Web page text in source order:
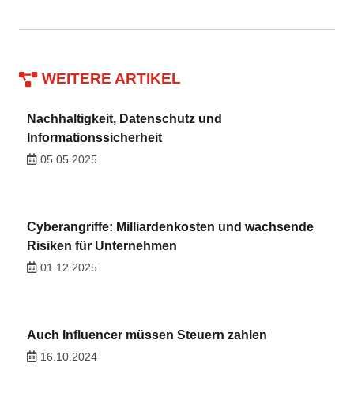
WEITERE ARTIKEL
Nachhaltigkeit, Datenschutz und
Informationssicherheit
05.05.2025
Cyberangriffe: Milliardenkosten und wachsende
Risiken für Unternehmen
01.12.2025
Auch Influencer müssen Steuern zahlen
16.10.2024